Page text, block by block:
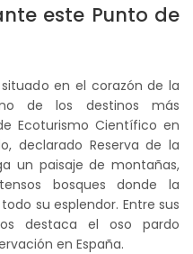
este Punto de
en el corazón de la
de los destinos más
Ecoturismo Científico en
declarado Reserva de la
un paisaje de montañas,
bosques donde la
su esplendor. Entre sus
destaca el oso pardo
en España.